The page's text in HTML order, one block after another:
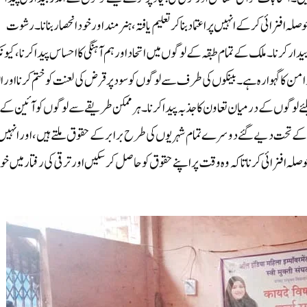
کرکے انہیں پراعتماد بنا کر تعلیم یافتہ ، ہنر مند اور خود انحصار بنانا۔ رشوت
کرنا۔ ملک کے تمام طبقہ کے لوگوں میں اتحاد اور ہم آہنگی کا احساس پیدا کرنا،
کا گہوارہ ہے۔بینکوں کی طرف سے لوگوں کو سود پر قرض کی لعنت کو ختم کرنا
کے درمیان تعاون کا جذبہ پیدا کرنا۔ہر ممکن طریقے سے لوگوں کو آئین کے
تحت دیے گئے دوسرے تمام شہریوں کی طرح برابر کے حقوق ملتے ہیں، اور
کرنا تاکہ وہ وقت پر اپنے حقوق کو حاصل کر سکیں اور ترقی کی رفتار میں